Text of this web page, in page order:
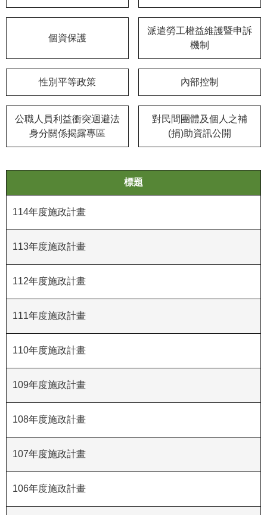
平
區
善
措
施
務
信
網
導
R
網
站
資
料
宣
告
個資保護
派遣勞工權益維護暨申訴
機制
性別平等政策 內部控制
公職人員利益衝突迴避法
身分關係揭露專區
對民間團體及個人之補
(捐)助資訊公開
標題
114年度施政計畫
113年度施政計畫
112年度施政計畫
111年度施政計畫
110年度施政計畫
109年度施政計畫
108年度施政計畫
107年度施政計畫
106年度施政計畫